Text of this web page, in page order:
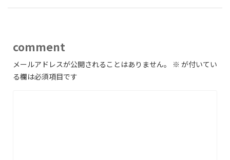
comment
メールアドレスが公開されることはありません。 ※ が付いてい
る欄は必須項目です